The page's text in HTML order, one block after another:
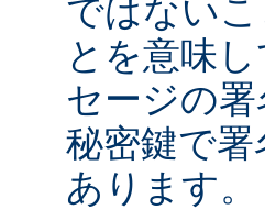
ではない
とを意味
セージの
秘密鍵で
あります。